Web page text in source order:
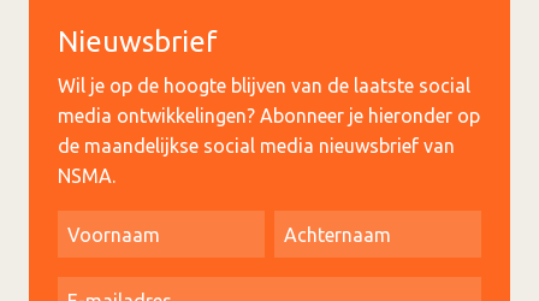
Nieuwsbrief
Wil je op de hoogte blijven van de laatste social
media ontwikkelingen? Abonneer je hieronder op
de maandelijkse social media nieuwsbrief van
NSMA.